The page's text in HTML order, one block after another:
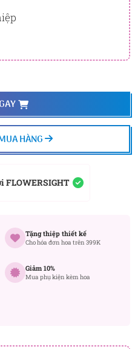
HÀNG
FLOWERSIGHT
Tặng thiệp thiết kế
Cho hóa đơn hoa trên 399K
Giảm 10%
Mua phụ kiện kèm hoa